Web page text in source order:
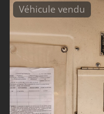
Véhicule vendu